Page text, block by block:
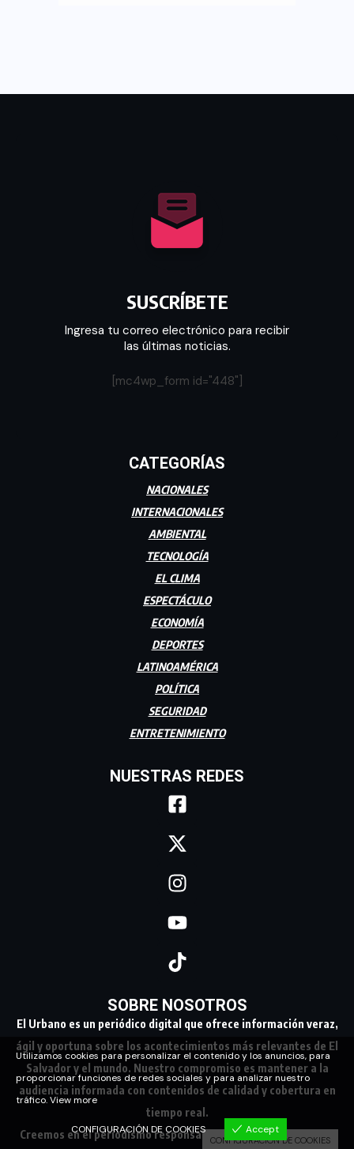
SUSCRÍBETE
Ingresa tu correo electrónico para recibir
las últimas noticias.
[mc4wp_form id="448"]
CATEGORÍAS
NACIONALES
INTERNACIONALES
AMBIENTAL
TECNOLOGÍA
EL CLIMA
ESPECTÁCULO
ECONOMÍA
DEPORTES
LATINOAMÉRICA
POLÍTICA
SEGURIDAD
ENTRETENIMIENTO
NUESTRAS REDES
SOBRE NOSOTROS
El Urbano es un periódico digital que ofrece información veraz,
ágil y oportuna sobre los acontecimientos más relevantes de El
Salvador y el mundo. Nuestro compromiso es mantener a la
audiencia informada con contenidos de calidad y cobertura en
tiempo real.
Creemos en el periodismo responsable, conectando a nuestra
Utilizamos cookies para personalizar el contenido y los anuncios, para
proporcionar funciones de redes sociales y para analizar nuestro
tráfico.View more
CONFIGURACIÓN DE COOKIES Accept
CONFIGURACIÓN DE COOKIES